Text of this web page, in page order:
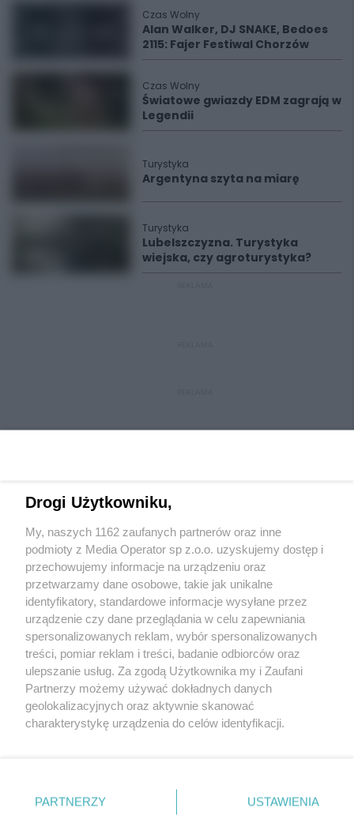
Czas Wolny
Alan Walker, DJ SNAKE, Bedoes
2115: Fajer Festiwal Chorzów
Czas Wolny
Światowe gwiazdy EDM zagrają w
Legendii
Turystyka
Argentyna szyta na miarę
Turystyka
Lubelszczyzna. Turystyka
wiejska, czy agroturystyka?
Wydawca mediówlokalnych
Nie zapomnij
zapoznać się z:
polityką prywatności regulamin korzystania z portali
Twojemiasto
Piekary Śląskie
Chorzów
Tarnowskie Góry
Gliwice
Skontakuj sięz nami
Kontakt
Wydawca
Redakcja
Drogi Użytkowniku,
My, naszych 1162 zaufanych partnerów oraz inne
podmioty z Media Operator sp z.o.o. uzyskujemy dostęp i
przechowujemy informacje na urządzeniu oraz
przetwarzamy dane osobowe, takie jak unikalne
identyfikatory, standardowe informacje wysyłane przez
urządzenie czy dane przeglądania w celu zapewniania
spersonalizowanych reklam, wybór spersonalizowanych
treści, pomiar reklam i treści, badanie odbiorców oraz
ulepszanie usług. Za zgodą Użytkownika my i Zaufani
Partnerzy możemy używać dokładnych danych
geolokalizacyjnych oraz aktywnie skanować
charakterystykę urządzenia do celów identyfikacji.
zmienić/wycofać klikając przycisk ustawień prywatności
znajdujący się w lewym dolnym rogu strony
PARTNERZY USTAWIENIA